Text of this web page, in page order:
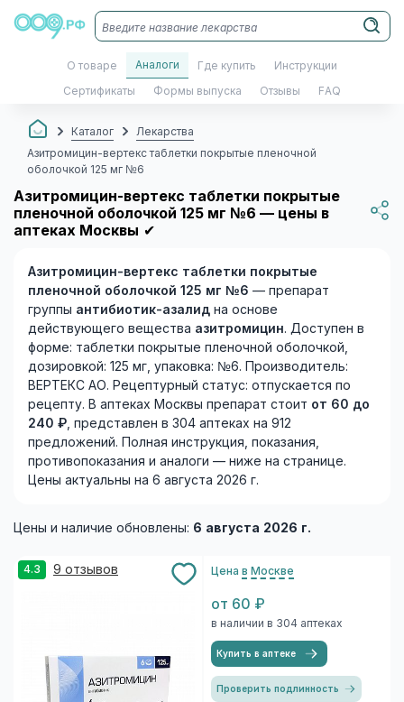
О товаре Аналоги Где купить Инструкции
Сертификаты Формы выпуска Отзывы FAQ
Каталог
Лекарства
Азитромицин-вертекс таблетки покрытые пленочной
оболочкой 125 мг №6
Азитромицин-вертекс таблетки покрытые
пленочной оболочкой 125 мг №6 — цены в
аптеках Москвы ✔
Азитромицин-вертекс таблетки покрытые
пленочной оболочкой 125 мг №6 — препарат
группы антибиотик-азалид на основе
действующего вещества азитромицин. Доступен в
форме: таблетки покрытые пленочной оболочкой,
дозировкой: 125 мг, упаковка: №6. Производитель:
ВЕРТЕКС АО. Рецептурный статус: отпускается по
рецепту. В аптеках Москвы препарат стоит от 60 до
240 ₽, представлен в 304 аптеках на 912
предложений. Полная инструкция, показания,
противопоказания и аналоги — ниже на странице.
Цены актуальны на 6 августа 2026 г.
Цены и наличие обновлены: 6 августа 2026 г.
4.3 9 отзывов Цена в Москве
от 60 ₽
в наличии в 304 аптеках
Купить в аптеке
Проверить подлинность